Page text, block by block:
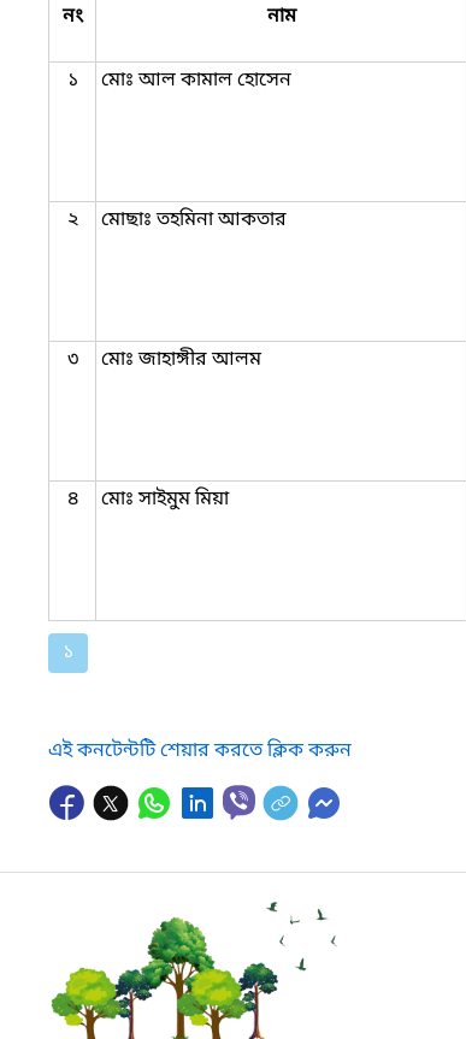
নং নাম
১ মোঃ আল কামাল হোসেন
২ মোছাঃ তহমিনা আকতার
৩ মোঃ জাহাঙ্গীর আলম
৪ মোঃ সাইমুম মিয়া
১
এই কনটেন্টটি শেয়ার করতে ক্লিক করুন